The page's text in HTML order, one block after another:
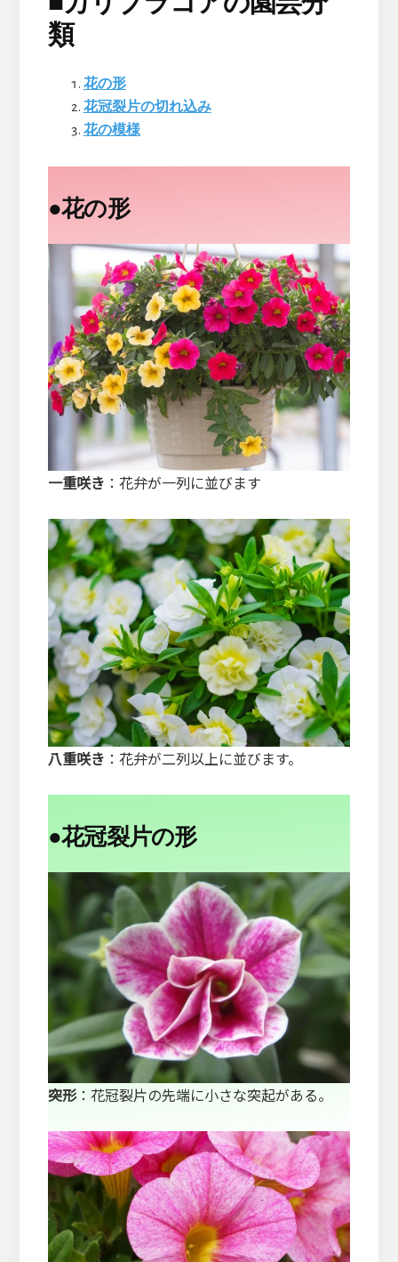
類
花の形
花冠裂片の切れ込み
花の模様
●花の形
一重咲き ：花弁が一列に並びます
八重咲き ：花弁が二列以上に並びます。
●花冠裂片の形
突形：花冠裂片の先端に小さな突起がある。